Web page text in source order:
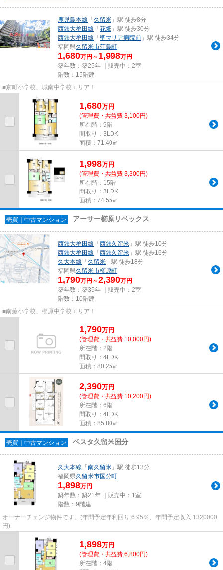
鹿児島本線 「 久留米 」駅 徒歩8分
西鉄大牟田線 「 花畑 」駅 徒歩30分
西鉄大牟田線 「 聖マリア病院前 」駅 徒歩34分
福岡県久留米市荘島町
1,680万円～ 1,998万円
築年数：築25年 ｜販売中： 2室
階数：15階建
■京町小学校、城南中学校エリア！
1,680万円
(管理費・共益費 3,100円)
所在階：9階
間取り：3LDK
面積：71.40㎡
1,998万円
(管理費・共益費 3,300円)
所在階：15階
間取り：3LDK
面積：74.55㎡
売買｜中古マンション アーサー櫛原リベックス
西鉄大牟田線 「 西鉄久留米 」駅 徒歩10分
西鉄大牟田線 「 西鉄久留米 」駅 徒歩16分
久大本線 「 久留米 」駅 徒歩18分
福岡県久留米市櫛原町
1,790万円～2,390万円
築年数：築35年 ｜販売中： 2室
階数：10階建
■南薫小学校、櫛原中学校エリア！
1,790万円
(管理費・共益費 10,000円)
所在階：2階
間取り：4LDK
面積：80.25㎡
2,390万円
(管理費・共益費 10,200円)
所在階：6階
間取り：4LDK
面積：85.80㎡
売買｜中古マンション ベスタ久留米国分
久大本線 「 南久留米 」駅 徒歩13分
福岡県久留米市国分町
1,898万円
築年数：築21年 ｜販売中： 1室
階数：9階建
オーナーチェンジ物件です。(年間予定年利回り:6.95％、年間予定収入:1320000
円)
1,898万円
(管理費・共益費 6,800円)
所在階：4階